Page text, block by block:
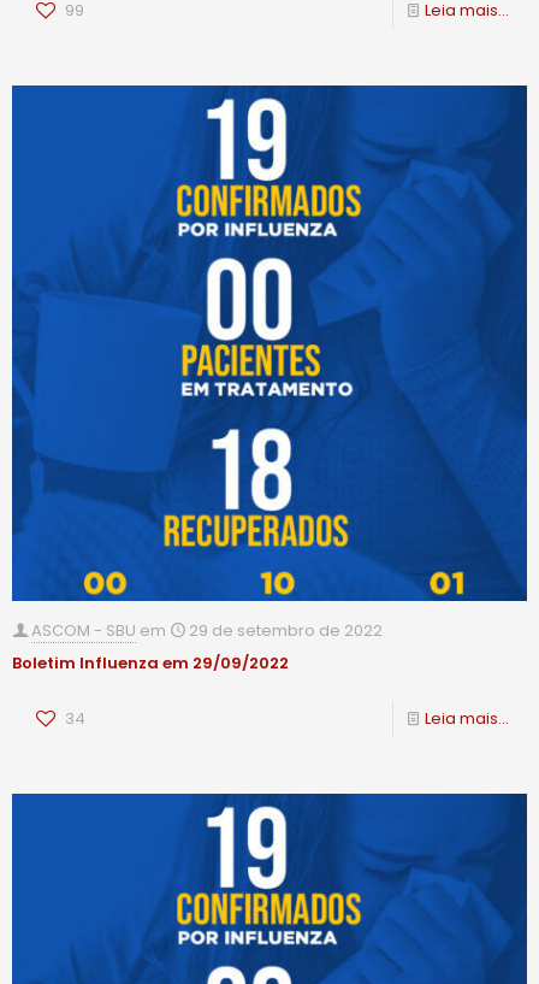
99 Leia mais...
ASCOM - SBU em
29 de setembro de 2022
Boletim Influenza em 29/09/2022
34 Leia mais...